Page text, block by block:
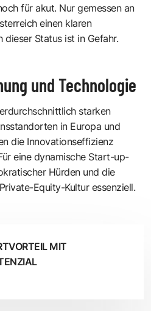
für akut. Nur gemessen an
einen klaren
Status ist in Gefahr.
und Technologie
starken
in Europa und
die Innovationseffizienz
eine dynamische Start-up-
Hürden und die
Equity-Kultur essenziell.
MIT